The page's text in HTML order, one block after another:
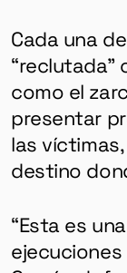
Cada una
“reclutada”
como el
presentar
las
destino
“Esta es
ejecuciones